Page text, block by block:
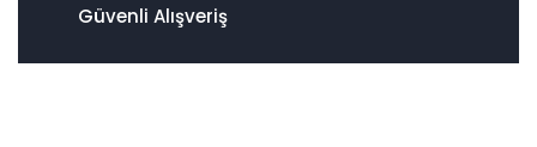
Güvenli Alışveriş